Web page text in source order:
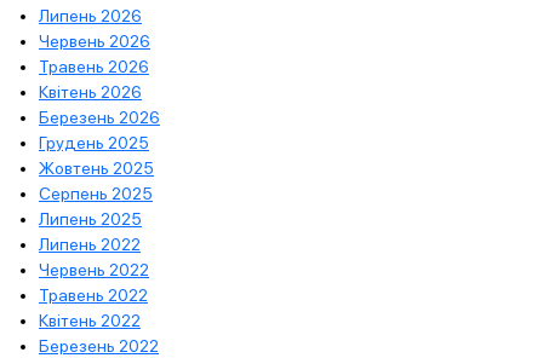
Липень 2026
Червень 2026
Травень 2026
Квітень 2026
Березень 2026
Грудень 2025
Жовтень 2025
Серпень 2025
Липень 2025
Липень 2022
Червень 2022
Травень 2022
Квітень 2022
Березень 2022